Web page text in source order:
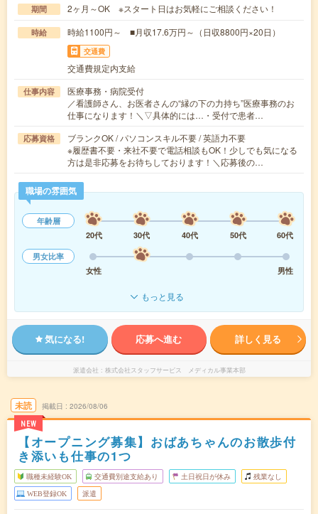
期間 2ヶ月～OK ※スタート日はお気軽にご相談ください！
時給 時給1100円～ ■月収17.6万円～（日収8800円×20日）
交通費
交通費規定内支給
仕事内容
医療事務・病院受付
／看護師さん、お医者さんの“縁の下の力持ち”医療事務のお
仕事になります！＼▽具体的には…・受付で患者…
応募資格
ブランクOK / パソコンスキル不要 / 英語力不要
※履歴書不要・来社不要で電話相談もOK！少しでも気になる
方は是非応募をお待ちしております！＼応募後の…
職場の雰囲気
年齢層
20代
30代 40代 50代
60代
男女比率
女性
男性
もっと見る
気になる! 応募へ進む 詳しく見る
派遣会社 株式会社スタッフサービス メディカル事業本部
未読
NEW
掲載日 2026/08/06
【オープニング募集】おばあちゃんのお散歩付
き添いも仕事の1つ
職種未経験OK 交通費別途支給あり 土日祝日が休み 残業なし
WEB登録OK 派遣